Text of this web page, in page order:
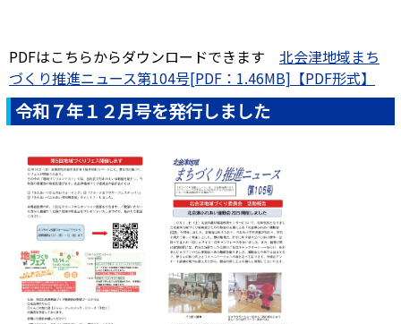
PDFはこちらからダウンロードできます 北会津地域まち
づくり推進ニュース第104号[PDF：1.46MB]
令和７年１２月号を発行しました